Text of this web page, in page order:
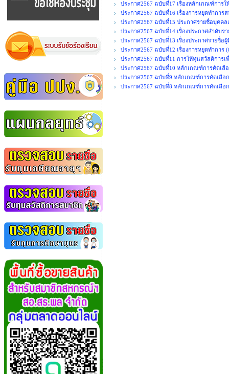
ประกาศ2567 ฉบับที่17 เรื่องหลักเกณฑ์การ
ประกาศ2567 ฉบับที่16 เรื่องการหยุดทำการ
ประกาศ2567 ฉบับที่15 ประกาศรายชื่อบุคค
ประกาศ2567 ฉบับที่14 เรื่องประกาศลำดับ
ประกาศ2567 ฉบับที่13 เรื่องประกาศรายชื่อ
ประกาศ2567 ฉบับที่12 เรื่องการหยุดทำการ (
ประกาศ2567 ฉบับที่11 การให้ทุนสวัสดิการ
ประกาศ2567 ฉบับที่10 หลักเกณฑ์การคัดเลื
ประกาศ2567 ฉบับที่9 หลักเกณฑ์การคัดเลือ
ประกาศ2567 ฉบับที่8 หลักเกณฑ์การคัดเลือ